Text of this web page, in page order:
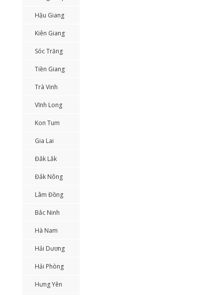
Hậu Giang
Kiên Giang
Sóc Trăng
Tiền Giang
Trà Vinh
Vĩnh Long
Kon Tum
Gia Lai
Đắk Lắk
Đắk Nông
Lâm Đồng
Bắc Ninh
Hà Nam
Hải Dương
Hải Phòng
Hưng Yên